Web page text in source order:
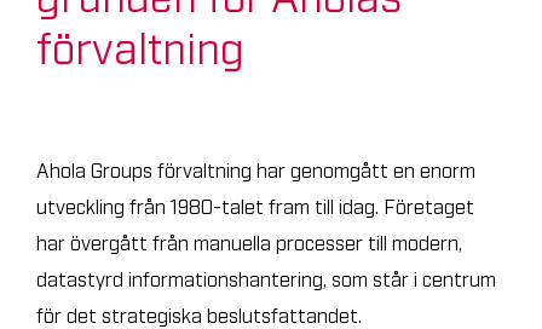
Atos City
Objekt till salu
Kontakta oss!
AHOLA SPECIAL
AHOLA DIGITAL
förvaltning
Ahola Groups förvaltning har genomgått en enorm
utveckling från 1980-talet fram till idag. Företaget
har övergått från manuella processer till modern,
datastyrd informationshantering, som står i centrum
för det strategiska beslutsfattandet.